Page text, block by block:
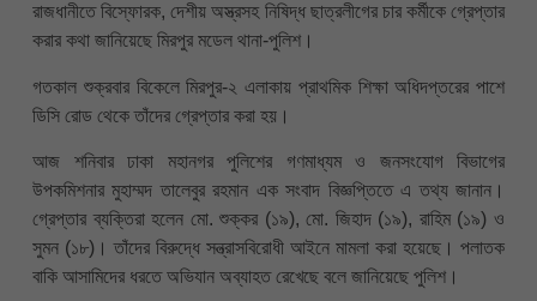
রাজধানীতে বিস্ফোরক, দেশীয় অস্ত্রসহ নিষিদ্ধ ছাত্রলীগের চার কর্মীকে গ্রেপ্তার
করার কথা জানিয়েছে মিরপুর মডেল থানা-পুলিশ।
গতকাল শুক্রবার বিকেলে মিরপুর-২ এলাকায় প্রাথমিক শিক্ষা অধিদপ্তরের পাশে
ডিসি রোড থেকে তাঁদের গ্রেপ্তার করা হয়।
আজ শনিবার ঢাকা মহানগর পুলিশের গণমাধ্যম ও জনসংযোগ বিভাগের
উপকমিশনার মুহাম্মদ তালেবুর রহমান এক সংবাদ বিজ্ঞপ্তিতে এ তথ্য জানান।
গ্রেপ্তার ব্যক্তিরা হলেন মো. শুক্কর (১৯), মো. জিহাদ (১৯), রাহিম (১৯) ও
সুমন (১৮)। তাঁদের বিরুদ্ধে সন্ত্রাসবিরোধী আইনে মামলা করা হয়েছে। পলাতক
বাকি আসামিদের ধরতে অভিযান অব্যাহত রেখেছে বলে জানিয়েছে পুলিশ।